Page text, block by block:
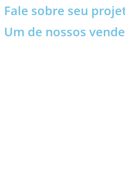
Fale sobre seu
Um de nossos